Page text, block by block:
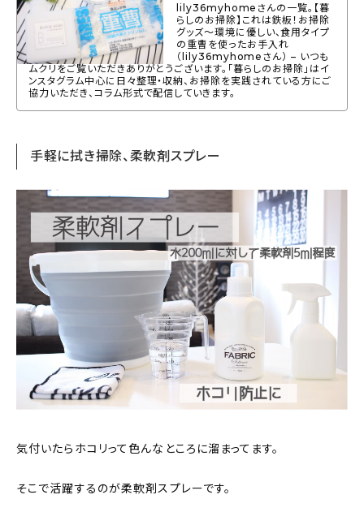
lily36myhomeさんの一覧。【暮
らしのお掃除】これは鉄板！お掃除
グッズ〜環境に優しい、食用タイプ
の重曹を使ったお手入れ
（lily36myhomeさん） – いつも
ムクリをご覧いただきありがとうございます。「暮らしのお掃除」はイ
ンスタグラム中心に日々整理・収納、お掃除を実践されている方にご
協力いただき、コラム形式で配信していきます。
手軽に拭き掃除、柔軟剤スプレー
気付いたらホコリって色んなところに溜まってます。
そこで活躍するのが柔軟剤スプレーです。